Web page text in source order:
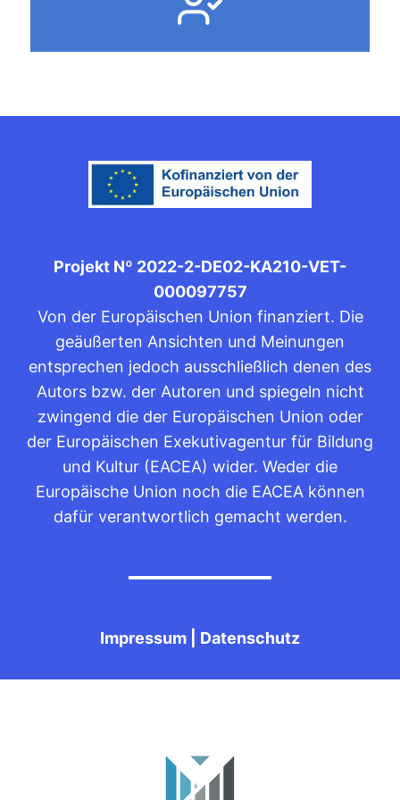
Projekt Nº 2022-2-DE02-KA210-VET-
000097757
Von der Europäischen Union finanziert. Die
geäußerten Ansichten und Meinungen
entsprechen jedoch ausschließlich denen des
Autors bzw. der Autoren und spiegeln nicht
zwingend die der Europäischen Union oder
der Europäischen Exekutivagentur für Bildung
und Kultur (EACEA) wider. Weder die
Europäische Union noch die EACEA können
dafür verantwortlich gemacht werden.
Impressum Datenschutz